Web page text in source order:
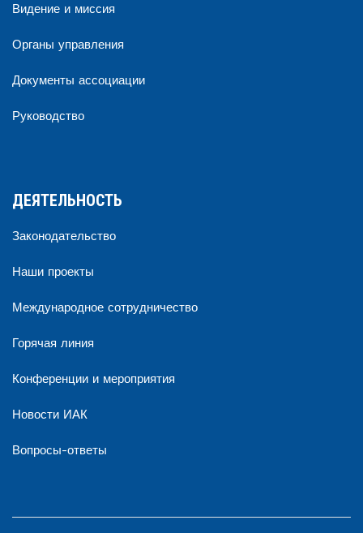
Видение и миссия
Органы управления
Документы ассоциации
Руководство
ДЕЯТЕЛЬНОСТЬ
Законодательство
Наши проекты
Международное сотрудничество
Горячая линия
Конференции и мероприятия
Новости ИАК
Вопросы-ответы